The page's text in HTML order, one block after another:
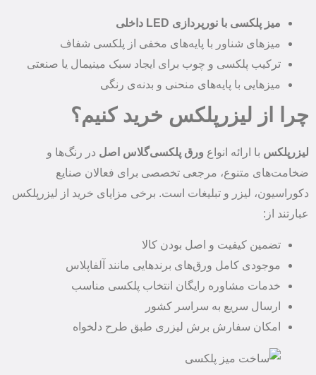
میز پلکسی با نورپردازی LED داخلی
میزهای شناور با پایه‌های مخفی از پلکسی شفاف
ترکیب پلکسی و چوب برای ایجاد سبک مینیمال یا صنعتی
میزهایی با پایه‌های منحنی و بدنه‌ی رنگی
چرا از لیزرپلکس خرید کنیم؟
لیزرپلکس با ارائه انواع ورق پلکسی‌گلاس اصل در رنگ‌ها و
ضخامت‌های متنوع، مرجعی تخصصی برای فعالان صنایع
دکوراسیون، لیزر و تبلیغات است. برخی مزایای خرید از لیزرپلکس
عبارتند از:
تضمین کیفیت و اصل بودن کالا
موجودی کامل ورق‌های برندهایی مانند آلفاپلاس
خدمات مشاوره رایگان انتخاب پلکسی مناسب
ارسال سریع به سراسر کشور
امکان سفارش برش لیزری طبق طرح دلخواه